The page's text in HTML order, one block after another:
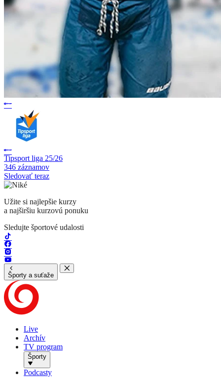
Tipsport liga 25/26
346 záznamov
Sledovať teraz
Užite si najlepšie kurzy
a najširšiu kurzovú ponuku
Sledujte športové udalosti
Športy a suťaže
Live
Archív
TV program
Športy
Podcasty